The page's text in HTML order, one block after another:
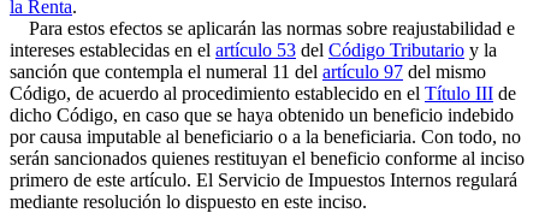
la Renta.
Para estos efectos se aplicarán las normas sobre reajustabilidad e
intereses establecidas en el artículo 53 del Código Tributario y la
sanción que contempla el numeral 11 del artículo 97 del mismo
Código, de acuerdo al procedimiento establecido en el Título III de
dicho Código, en caso que se haya obtenido un beneficio indebido
por causa imputable al beneficiario o a la beneficiaria. Con todo, no
serán sancionados quienes restituyan el beneficio conforme al inciso
primero de este artículo. El Servicio de Impuestos Internos regulará
mediante resolución lo dispuesto en este inciso.